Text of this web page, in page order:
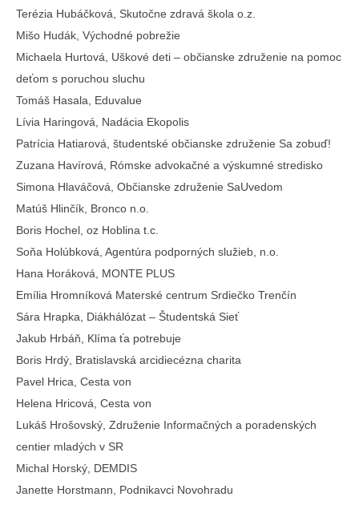
Terézia Hubáčková, Skutočne zdravá škola o.z.
Mišo Hudák, Východné pobrežie
Michaela Hurtová, Uškové deti – občianske združenie na pomoc
deťom s poruchou sluchu
Tomáš Hasala, Eduvalue
Lívia Haringová, Nadácia Ekopolis
Patrícia Hatiarová, študentské občianske združenie Sa zobuď!
Zuzana Havírová, Rómske advokačné a výskumné stredisko
Simona Hlaváčová, Občianske združenie SaUvedom
Matúš Hlinčík, Bronco n.o.
Boris Hochel, oz Hoblina t.c.
Soňa Holúbková, Agentúra podporných služieb, n.o.
Hana Horáková, MONTE PLUS
Emília Hromníková Materské centrum Srdiečko Trenčín
Sára Hrapka, Diákhálózat – Študentská Sieť
Jakub Hrbáň, Klíma ťa potrebuje
Boris Hrdý, Bratislavská arcidiecézna charita
Pavel Hrica, Cesta von
Helena Hricová, Cesta von
Lukáš Hrošovský, Združenie Informačných a poradenských
centier mladých v SR
Michal Horský, DEMDIS
Janette Horstmann, Podnikavci Novohradu